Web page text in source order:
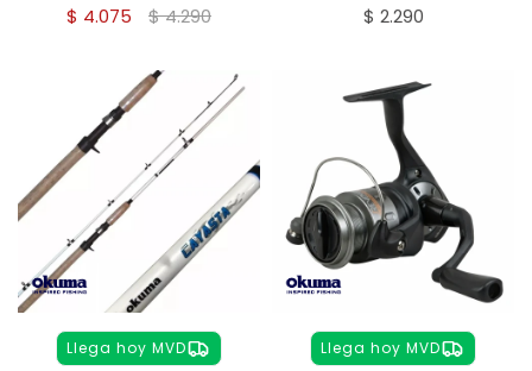
$ 4.075 $4.290 $ 2.290
Llega hoy MVD Llega hoy MVD